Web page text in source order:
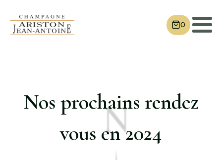
0
Nos prochains rendez
vous en 2024